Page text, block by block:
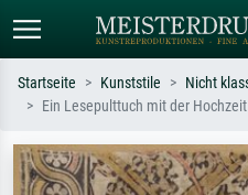
Suchen Sie nach Künstlern, Werktiteln
oder Stilen – z.B. Monet,
Startseite Kunststile Nicht
Ein Lesepulttuch mit der